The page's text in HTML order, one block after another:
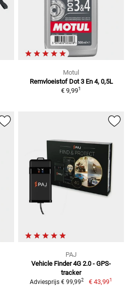
Motul
Remvloeistof Dot 3 En 4, 0,5L
€ 9,991
PAJ
Vehicle Finder 4G 2.0 - GPS-
tracker
Adviesprijs € 99,992 € 43,991